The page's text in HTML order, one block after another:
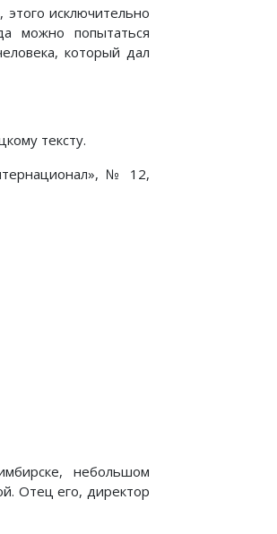
исключительно
можно попытаться
который дал
тексту.
№ 12,
небольшом
Отец его, директор